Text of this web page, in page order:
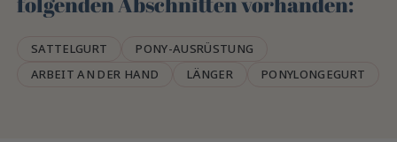
SATTELGURT
PONY-AUSRÜSTUNG
ARBEIT AN DER HAND
LÄNGER PONYLONGEGURT